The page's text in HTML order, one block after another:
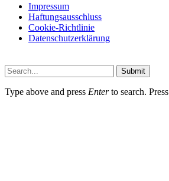
Impressum
Haftungsausschluss
Cookie-Richtlinie
Datenschutzerklärung
Submit
Type above and press Enterto search. Press